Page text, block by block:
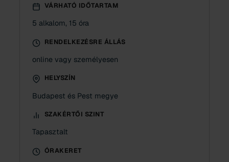
VÁRHATÓ IDŐTARTAM
5 alkalom, 15 óra
RENDELKEZÉSRE ÁLLÁS
online vagy személyesen
HELYSZÍN
Budapest és Pest megye
SZAKÉRTŐI SZINT
Tapasztalt
ÓRAKERET